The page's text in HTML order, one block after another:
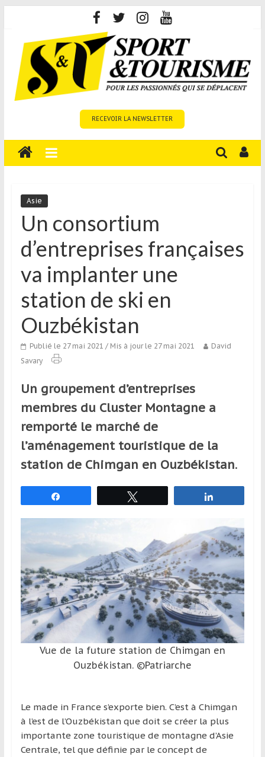
content
Tourisme
est
média
sur
tourisme
sportif
qui
aux
voyageurs
ponctuels
ou
réguliers,
passionnés
simples
spectateurs
de
sport,
qui
se
déplacent
l’étranger
pour
assouvir
leur
passion,
tout
découverte
culturelle
d’un
RECEVOIR LA NEWSLETTER
Asie
Un consortium
d’entreprises françaises
va implanter une
station de ski en
Ouzbékistan
Publié le 27 mai 2021 / Mis à jour le 27 mai 2021
David
Savary
Un groupement d’entreprises
membres du Cluster Montagne a
remporté le marché de
l’aménagement touristique de la
station de Chimgan en Ouzbékistan.
Vue de la future station de Chimgan en
Ouzbékistan. ©Patriarche
Le made in France s’exporte bien. C’est à Chimgan
à l’est de l’Ouzbékistan que doit se créer la plus
importante zone touristique de montagne d’Asie
Centrale, tel que définie par le concept de